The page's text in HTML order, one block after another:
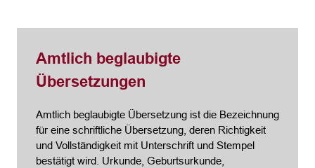
Amtlich beglaubigte
Übersetzungen
Amtlich beglaubigte Übersetzung ist die Bezeichnung
für eine schriftliche Übersetzung, deren Richtigkeit
und Vollständigkeit mit Unterschrift und Stempel
bestätigt wird. Urkunde, Geburtsurkunde,